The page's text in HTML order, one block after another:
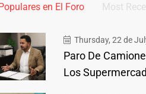
en El Foro Most
Thursday, 22 de
Paro De
Los